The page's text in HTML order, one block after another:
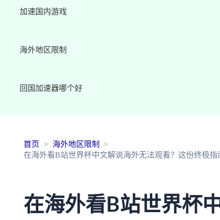
加速国内游戏
海外地区限制
回国加速器哪个好
首页
海外地区限制
在海外看B站世界杯中文解说海外无法观看？这份终极
在海外看B站世界杯